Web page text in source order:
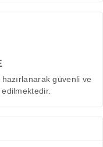
güvenli ve